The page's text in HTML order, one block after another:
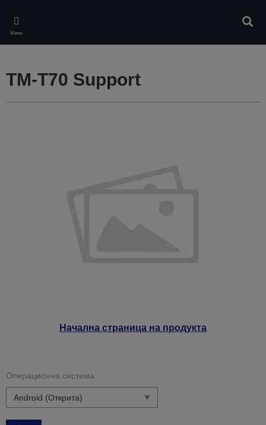
main
content
Меню
Начална страница на продукта
TM-T70 Support
Операционна система: